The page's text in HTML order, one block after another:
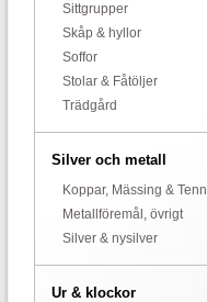
Sittgrupper
Skåp & hyllor
Soffor
Stolar & Fåtöljer
Trädgård
Silver och metall
Koppar, Mässing & Tenn
Metallföremål, övrigt
Silver & nysilver
Ur & klockor